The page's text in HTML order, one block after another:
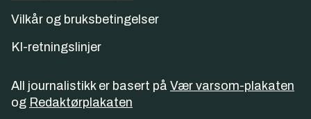
Vilkår og bruksbetingelser
KI-retningslinjer
All journalistikk er basert på Vær varsom-plakaten
og Redaktørplakaten